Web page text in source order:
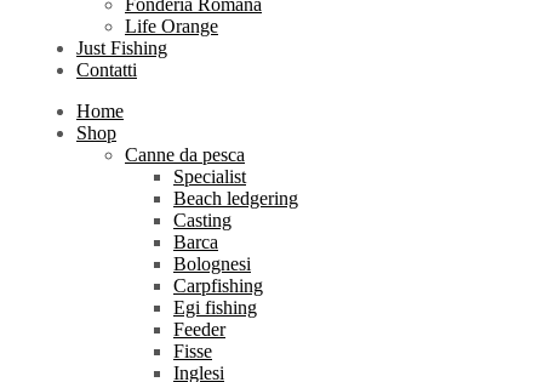
Fonderia Romana
Life Orange
Just Fishing
Contatti
Home
Shop
Canne da pesca
Specialist
Beach ledgering
Casting
Barca
Bolognesi
Carpfishing
Egi fishing
Feeder
Fisse
Inglesi